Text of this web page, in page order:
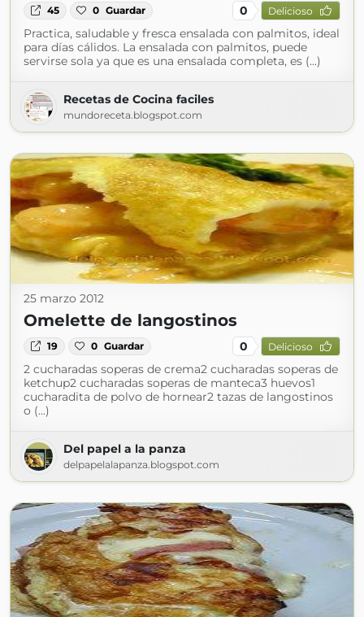
45 0 Guardar 0 Delicioso
Practica, saludable y fresca ensalada con palmitos, ideal
para días cálidos. La ensalada con palmitos, puede
servirse sola ya que es una ensalada completa, es (...)
Recetas de Cocina faciles
mundoreceta.blogspot.com
25 marzo 2012
Omelette de langostinos
19 0 Guardar 0 Delicioso
2 cucharadas soperas de crema2 cucharadas soperas de
ketchup2 cucharadas soperas de manteca3 huevos1
cucharadita de polvo de hornear2 tazas de langostinos
o (...)
Del papel a la panza
delpapelalapanza.blogspot.com